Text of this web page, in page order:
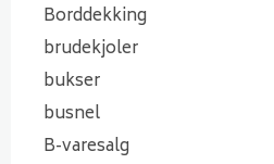
Borddekking
brudekjoler
bukser
busnel
B-varesalg